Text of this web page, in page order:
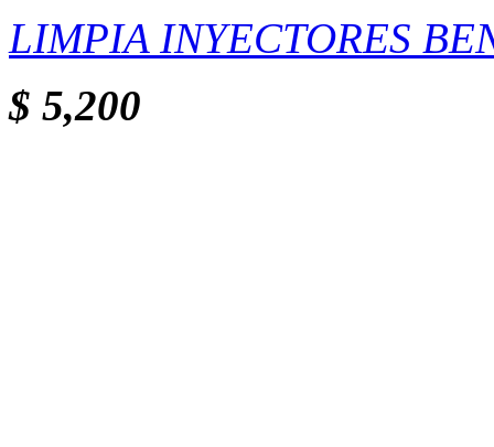
LIMPIA INYECTORES
$ 5,200